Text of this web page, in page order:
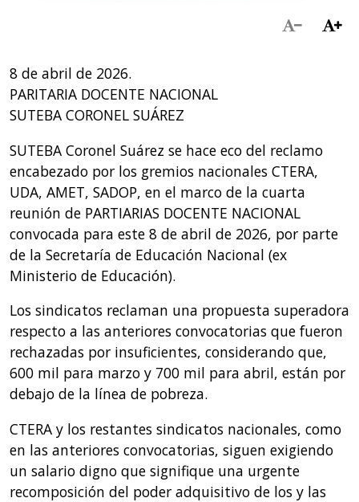
8 de abril de 2026.
PARITARIA DOCENTE NACIONAL
SUTEBA CORONEL SUÁREZ
SUTEBA Coronel Suárez se hace eco del reclamo
encabezado por los gremios nacionales CTERA,
UDA, AMET, SADOP, en el marco de la cuarta
reunión de PARTIARIAS DOCENTE NACIONAL
convocada para este 8 de abril de 2026, por parte
de la Secretaría de Educación Nacional (ex
Ministerio de Educación).
Los sindicatos reclaman una propuesta superadora
respecto a las anteriores convocatorias que fueron
rechazadas por insuficientes, considerando que,
600 mil para marzo y 700 mil para abril, están por
debajo de la línea de pobreza.
CTERA y los restantes sindicatos nacionales, como
en las anteriores convocatorias, siguen exigiendo
un salario digno que signifique una urgente
recomposición del poder adquisitivo de los y las